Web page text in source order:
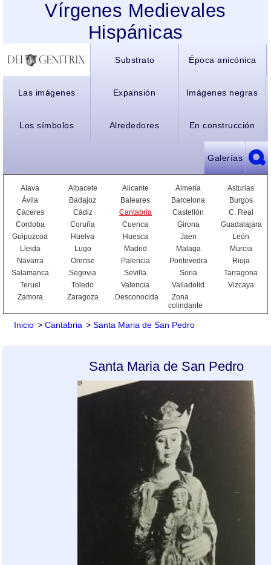
Vírgenes Medievales
Hispánicas
Substrato Época anicónica
Las imágenes Expansión Imágenes negras
Los símbolos Alrededores En construcción
Galerías
Alava Albacete Alicante Almería
Asturias
Ávila
Badajoz Baleares Barcelona
Burgos
Cáceres
Cádiz Cantabria Castellón
C. Real
Cordoba
Coruña Cuenca Girona
Guadalajara
Guipuzcoa
Huelva Huesca Jaen
León
Lleida
Lugo Madrid Malaga
Murcia
Navarra
Orense Palencia Pontevedra
Rioja
Salamanca
Segovia Sevilla Soria
Tarragona
Teruel
Toledo Valencia Valladolid
Vizcaya
Zamora
Zaragoza Desconocida
Zona
colindante
Inicio > Cantabria > Santa Maria de San Pedro
Santa Maria de San Pedro